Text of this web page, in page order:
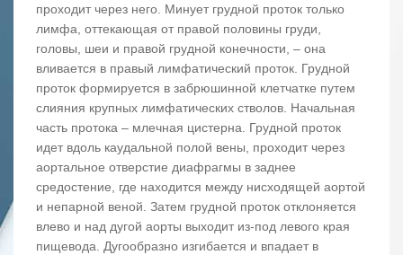
проходит через него. Минует грудной проток только
лимфа, оттекающая от правой половины груди,
головы, шеи и правой грудной конечности, – она
вливается в правый лимфатический проток. Грудной
проток формируется в забрюшинной клетчатке путем
слияния крупных лимфатических стволов. Начальная
часть протока – млечная цистерна. Грудной проток
идет вдоль каудальной полой вены, проходит через
аортальное отверстие диафрагмы в заднее
средостение, где находится между нисходящей аортой
и непарной веной. Затем грудной проток отклоняется
влево и над дугой аорты выходит из-под левого края
пищевода. Дугообразно изгибается и впадает в